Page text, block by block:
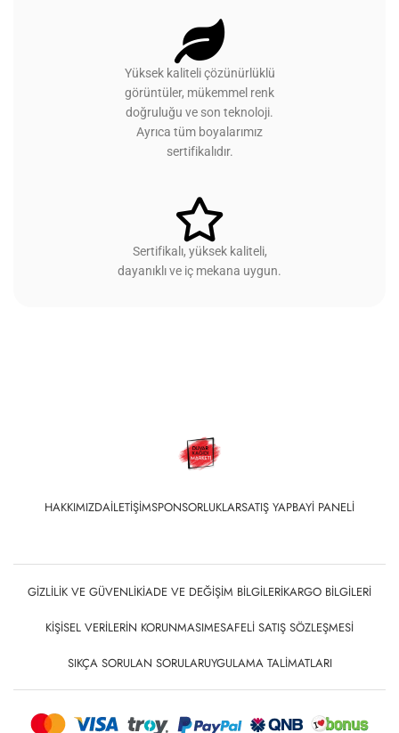
Yüksek kaliteli çözünürlüklü
görüntüler, mükemmel renk
doğruluğu ve son teknoloji.
Ayrıca tüm boyalarımız
sertifikalıdır.
Sertifikalı, yüksek kaliteli,
dayanıklı ve iç mekana uygun.
HAKKIMIZDAİLETIŞIMSPONSORLUKLARSATIŞ YAPBAYI PANELI
GIZLILIK VE GÜVENLIKİADE VE DEĞIŞIM BILGILERIKARGO BILGILERI
KIŞISEL VERILERIN KORUNMASIMESAFELI SATIŞ SÖZLEŞMESI
SIKÇA SORULAN SORULARUYGULAMA TALIMATLARI